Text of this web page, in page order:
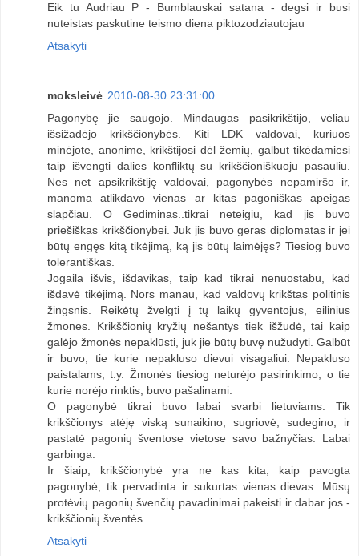
Eik tu Audriau P - Bumblauskai satana - degsi ir busi
nuteistas paskutine teismo diena piktozodziautojau
Atsakyti
moksleivė 2010-08-30 23:31:00
Pagonybę jie saugojo. Mindaugas pasikrikštijo, vėliau
išsižadėjo krikščionybės. Kiti LDK valdovai, kuriuos
minėjote, anonime, krikštijosi dėl žemių, galbūt tikėdamiesi
taip išvengti dalies konfliktų su krikščioniškuoju pasauliu.
Nes net apsikrikštiję valdovai, pagonybės nepamiršo ir,
manoma atlikdavo vienas ar kitas pagoniškas apeigas
slapčiau. O Gediminas..tikrai neteigiu, kad jis buvo
priešiškas krikščionybei. Juk jis buvo geras diplomatas ir jei
būtų engęs kitą tikėjimą, ką jis būtų laimėjęs? Tiesiog buvo
tolerantiškas.
Jogaila išvis, išdavikas, taip kad tikrai nenuostabu, kad
išdavė tikėjimą. Nors manau, kad valdovų krikštas politinis
žingsnis. Reikėtų žvelgti į tų laikų gyventojus, eilinius
žmones. Krikščionių kryžių nešantys tiek išžudė, tai kaip
galėjo žmonės nepaklūsti, juk jie būtų buvę nužudyti. Galbūt
ir buvo, tie kurie nepakluso dievui visagaliui. Nepakluso
paistalams, t.y. Žmonės tiesiog neturėjo pasirinkimo, o tie
kurie norėjo rinktis, buvo pašalinami.
O pagonybė tikrai buvo labai svarbi lietuviams. Tik
krikščionys atėję viską sunaikino, sugriovė, sudegino, ir
pastatė pagonių šventose vietose savo bažnyčias. Labai
garbinga.
Ir šiaip, krikščionybė yra ne kas kita, kaip pavogta
pagonybė, tik pervadinta ir sukurtas vienas dievas. Mūsų
protėvių pagonių švenčių pavadinimai pakeisti ir dabar jos -
krikščionių šventės.
Atsakyti